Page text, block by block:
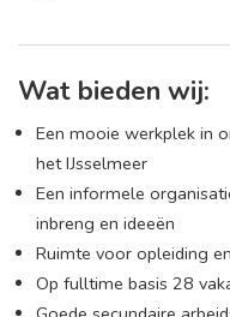
Wat bieden wij:
Een mooie werkplek in
het IJsselmeer
Een informele
inbreng en ideeën
Ruimte voor opleiding
Op fulltime basis 28